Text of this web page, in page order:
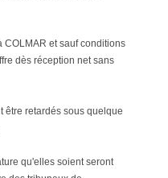
COLMAR et sauf conditions
dès réception net sans
être retardés sous quelque
qu'elles soient seront